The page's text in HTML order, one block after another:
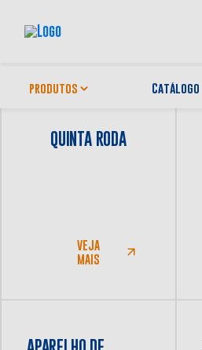
produtos Catálogo
Notícias
Tipo do seu caminhão
6x4
QUINTA RODA
VEJA
MAIS